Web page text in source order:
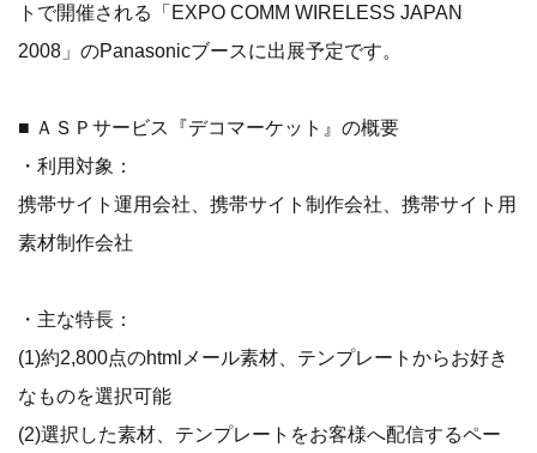
トで開催される「EXPO COMM WIRELESS JAPAN
2008」のPanasonicブースに出展予定です。
■ ＡＳＰサービス『デコマーケット』の概要
・利用対象：
携帯サイト運用会社、携帯サイト制作会社、携帯サイト用
素材制作会社
・主な特長：
(1)約2,800点のhtmlメール素材、テンプレートからお好き
なものを選択可能
(2)選択した素材、テンプレートをお客様へ配信するペー